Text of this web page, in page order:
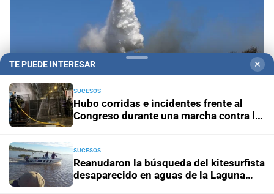
ambientales cuestionan la reforma por su posible
regresión en materia ambiental
TE PUEDE INTERESAR ✕
SUCESOS
Hubo corridas e incidentes frente al
Congreso durante una marcha contra la
SUCESOS
Reanudaron la búsqueda del kitesurfista
desaparecido en aguas de la Laguna